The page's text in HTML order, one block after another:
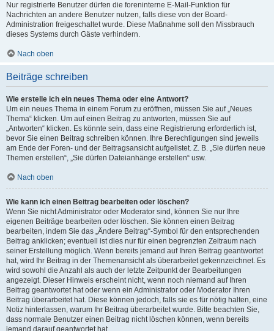
Nur registrierte Benutzer dürfen die foreninterne E-Mail-Funktion für
Nachrichten an andere Benutzer nutzen, falls diese von der Board-
Administration freigeschaltet wurde. Diese Maßnahme soll den Missbrauch
dieses Systems durch Gäste verhindern.
Nach oben
Beiträge schreiben
Wie erstelle ich ein neues Thema oder eine Antwort?
Um ein neues Thema in einem Forum zu eröffnen, müssen Sie auf „Neues
Thema“ klicken. Um auf einen Beitrag zu antworten, müssen Sie auf
„Antworten“ klicken. Es könnte sein, dass eine Registrierung erforderlich ist,
bevor Sie einen Beitrag schreiben können. Ihre Berechtigungen sind jeweils
am Ende der Foren- und der Beitragsansicht aufgelistet. Z. B. „Sie dürfen neue
Themen erstellen“, „Sie dürfen Dateianhänge erstellen“ usw.
Nach oben
Wie kann ich einen Beitrag bearbeiten oder löschen?
Wenn Sie nicht Administrator oder Moderator sind, können Sie nur Ihre
eigenen Beiträge bearbeiten oder löschen. Sie können einen Beitrag
bearbeiten, indem Sie das „Ändere Beitrag“-Symbol für den entsprechenden
Beitrag anklicken; eventuell ist dies nur für einen begrenzten Zeitraum nach
seiner Erstellung möglich. Wenn bereits jemand auf Ihren Beitrag geantwortet
hat, wird Ihr Beitrag in der Themenansicht als überarbeitet gekennzeichnet. Es
wird sowohl die Anzahl als auch der letzte Zeitpunkt der Bearbeitungen
angezeigt. Dieser Hinweis erscheint nicht, wenn noch niemand auf Ihren
Beitrag geantwortet hat oder wenn ein Administrator oder Moderator Ihren
Beitrag überarbeitet hat. Diese können jedoch, falls sie es für nötig halten, eine
Notiz hinterlassen, warum Ihr Beitrag überarbeitet wurde. Bitte beachten Sie,
dass normale Benutzer einen Beitrag nicht löschen können, wenn bereits
jemand darauf geantwortet hat.